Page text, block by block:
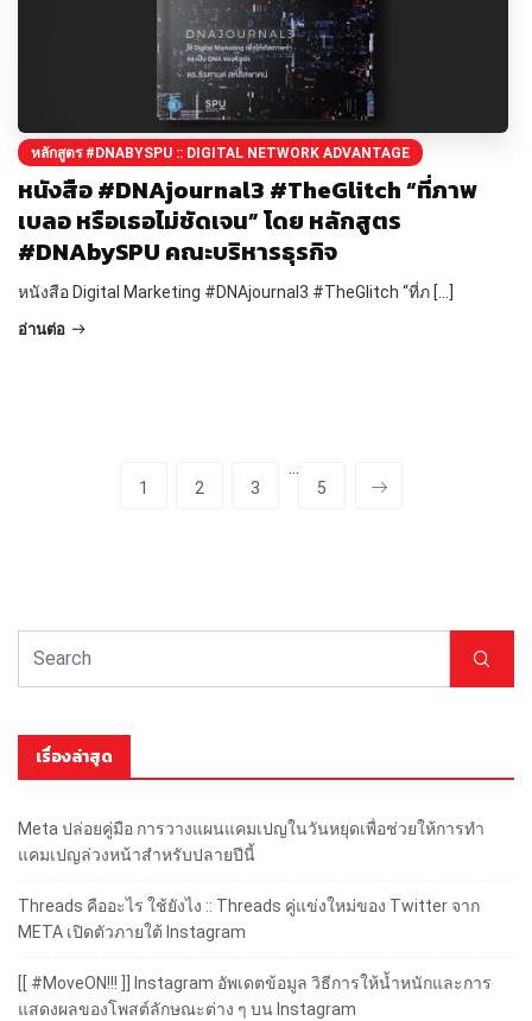
หลักสูตร #DNABYSPU :: DIGITAL NETWORK ADVANTAGE
หนังสือ #DNAjournal3 #TheGlitch “ที่ภาพ
เบลอ หรือเธอไม่ชัดเจน” โดย หลักสูตร
#DNAbySPU คณะบริหารธุรกิจ
หนังสือ Digital Marketing #DNAjournal3 #TheGlitch “ที่ภ […]
อ่านต่อ
1 2 3
···
5
เรื่องล่าสุด
Meta ปล่อยคู่มือ การวางแผนแคมเปญในวันหยุดเพื่อช่วยให้การทำ
แคมเปญล่วงหน้าสำหรับปลายปีนี้
Threads คืออะไร ใช้ยังไง :: Threads คู่แข่งใหม่ของ Twitter จาก
META เปิดตัวภายใต้ Instagram
[[ #MoveON!!! ]] Instagram อัพเดตข้อมูล วิธีการให้น้ำหนักและการ
แสดงผลของโพสต์ลักษณะต่าง ๆ บน Instagram